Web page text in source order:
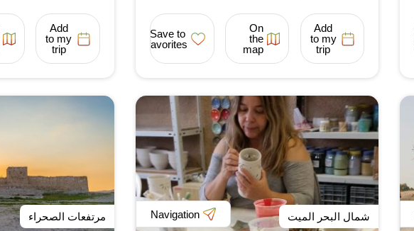
Add
to my
trip
On
the
map
Save to
favorites
Add
to my
trip
شمال البحر الميت Navigation مرتفعات الصحراء